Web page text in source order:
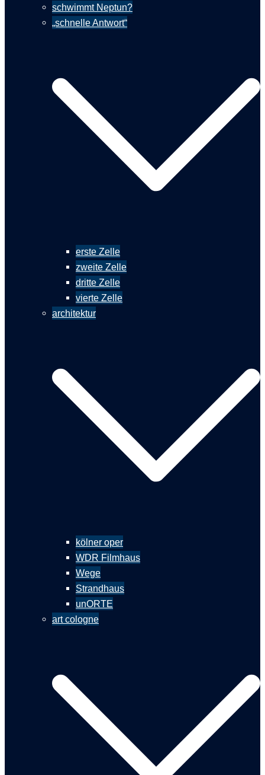
schwimmt Neptun?
„schnelle Antwort“
erste Zelle
zweite Zelle
dritte Zelle
vierte Zelle
architektur
kölner oper
WDR Filmhaus
Wege
Strandhaus
unORTE
art cologne